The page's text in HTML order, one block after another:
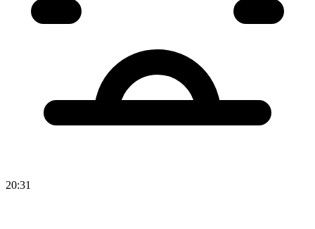
20:31